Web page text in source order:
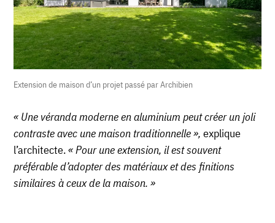
Extension de maison d’un projet passé par Archibien
« Une véranda moderne en aluminium peut créer un joli
contraste avec une maison traditionnelle », explique
l’architecte.« Pour une extension, il est souvent
préférable d’adopter des matériaux et des finitions
similaires à ceux de la maison. »